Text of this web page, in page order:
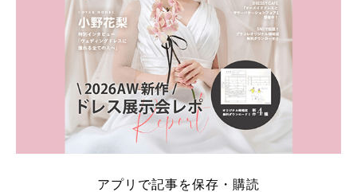
アプリで記事を保存・購読